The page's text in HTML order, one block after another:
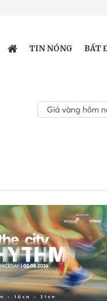
TIN NÓNG BẤT
Giá vàng hôm